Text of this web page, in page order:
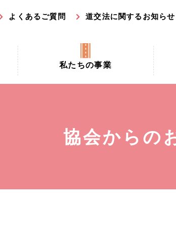
よくあるご質問 道交法に関するお知らせ
私たちの事業
京都府交通安全活動推進センター事業
交通安全協力金の活用事業
講
協会からの